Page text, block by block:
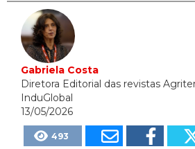
Gabriela Costa
Diretora Editorial das revistas
InduGlobal
13/05/2026
493